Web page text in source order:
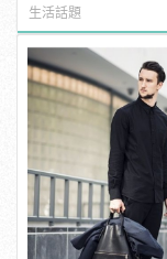
manfashion這樣
生活話題